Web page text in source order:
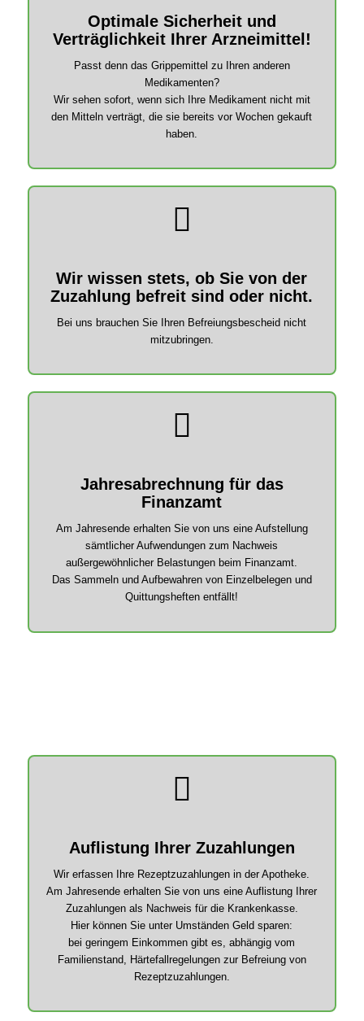
Optimale Sicherheit und
Verträglichkeit Ihrer Arzneimittel!
Passt denn das Grippemittel zu Ihren anderen
Medikamenten?
Wir sehen sofort, wenn sich Ihre Medikament nicht mit
den Mitteln verträgt, die sie bereits vor Wochen gekauft
haben.
Wir wissen stets, ob Sie von der
Zuzahlung befreit sind oder nicht.
Bei uns brauchen Sie Ihren Befreiungsbescheid nicht
mitzubringen.
Jahresabrechnung für das
Finanzamt
Am Jahresende erhalten Sie von uns eine Aufstellung
sämtlicher Aufwendungen zum Nachweis
außergewöhnlicher Belastungen beim Finanzamt.
Das Sammeln und Aufbewahren von Einzelbelegen und
Quittungsheften entfällt!
Auflistung Ihrer Zuzahlungen
Wir erfassen Ihre Rezeptzuzahlungen in der Apotheke.
Am Jahresende erhalten Sie von uns eine Auflistung Ihrer
Zuzahlungen als Nachweis für die Krankenkasse.
Hier können Sie unter Umständen Geld sparen:
bei geringem Einkommen gibt es, abhängig vom
Familienstand, Härtefallregelungen zur Befreiung von
Rezeptzuzahlungen.